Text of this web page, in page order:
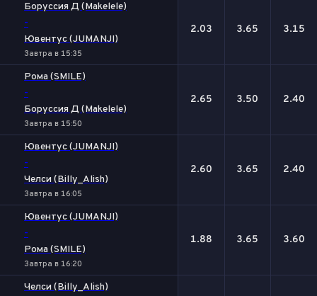
Боруссия Д (Makelele)
-
Ювентус (JUMANJI)
Завтра в 15:35
2.03 3.65 3.15
Рома (SMILE)
-
Боруссия Д (Makelele)
Завтра в 15:50
2.65 3.50 2.40
Ювентус (JUMANJI)
-
Челси (Billy_Alish)
Завтра в 16:05
2.60 3.65 2.40
Ювентус (JUMANJI)
-
Рома (SMILE)
Завтра в 16:20
1.88 3.65 3.60
Челси (Billy_Alish)